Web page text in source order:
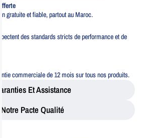
gratuite et fiable, partout au Maroc.
des standards stricts de performance et de
commerciale de 12 mois sur tous nos produits.
Garanties Et Assistance
Notre Pacte Qualité